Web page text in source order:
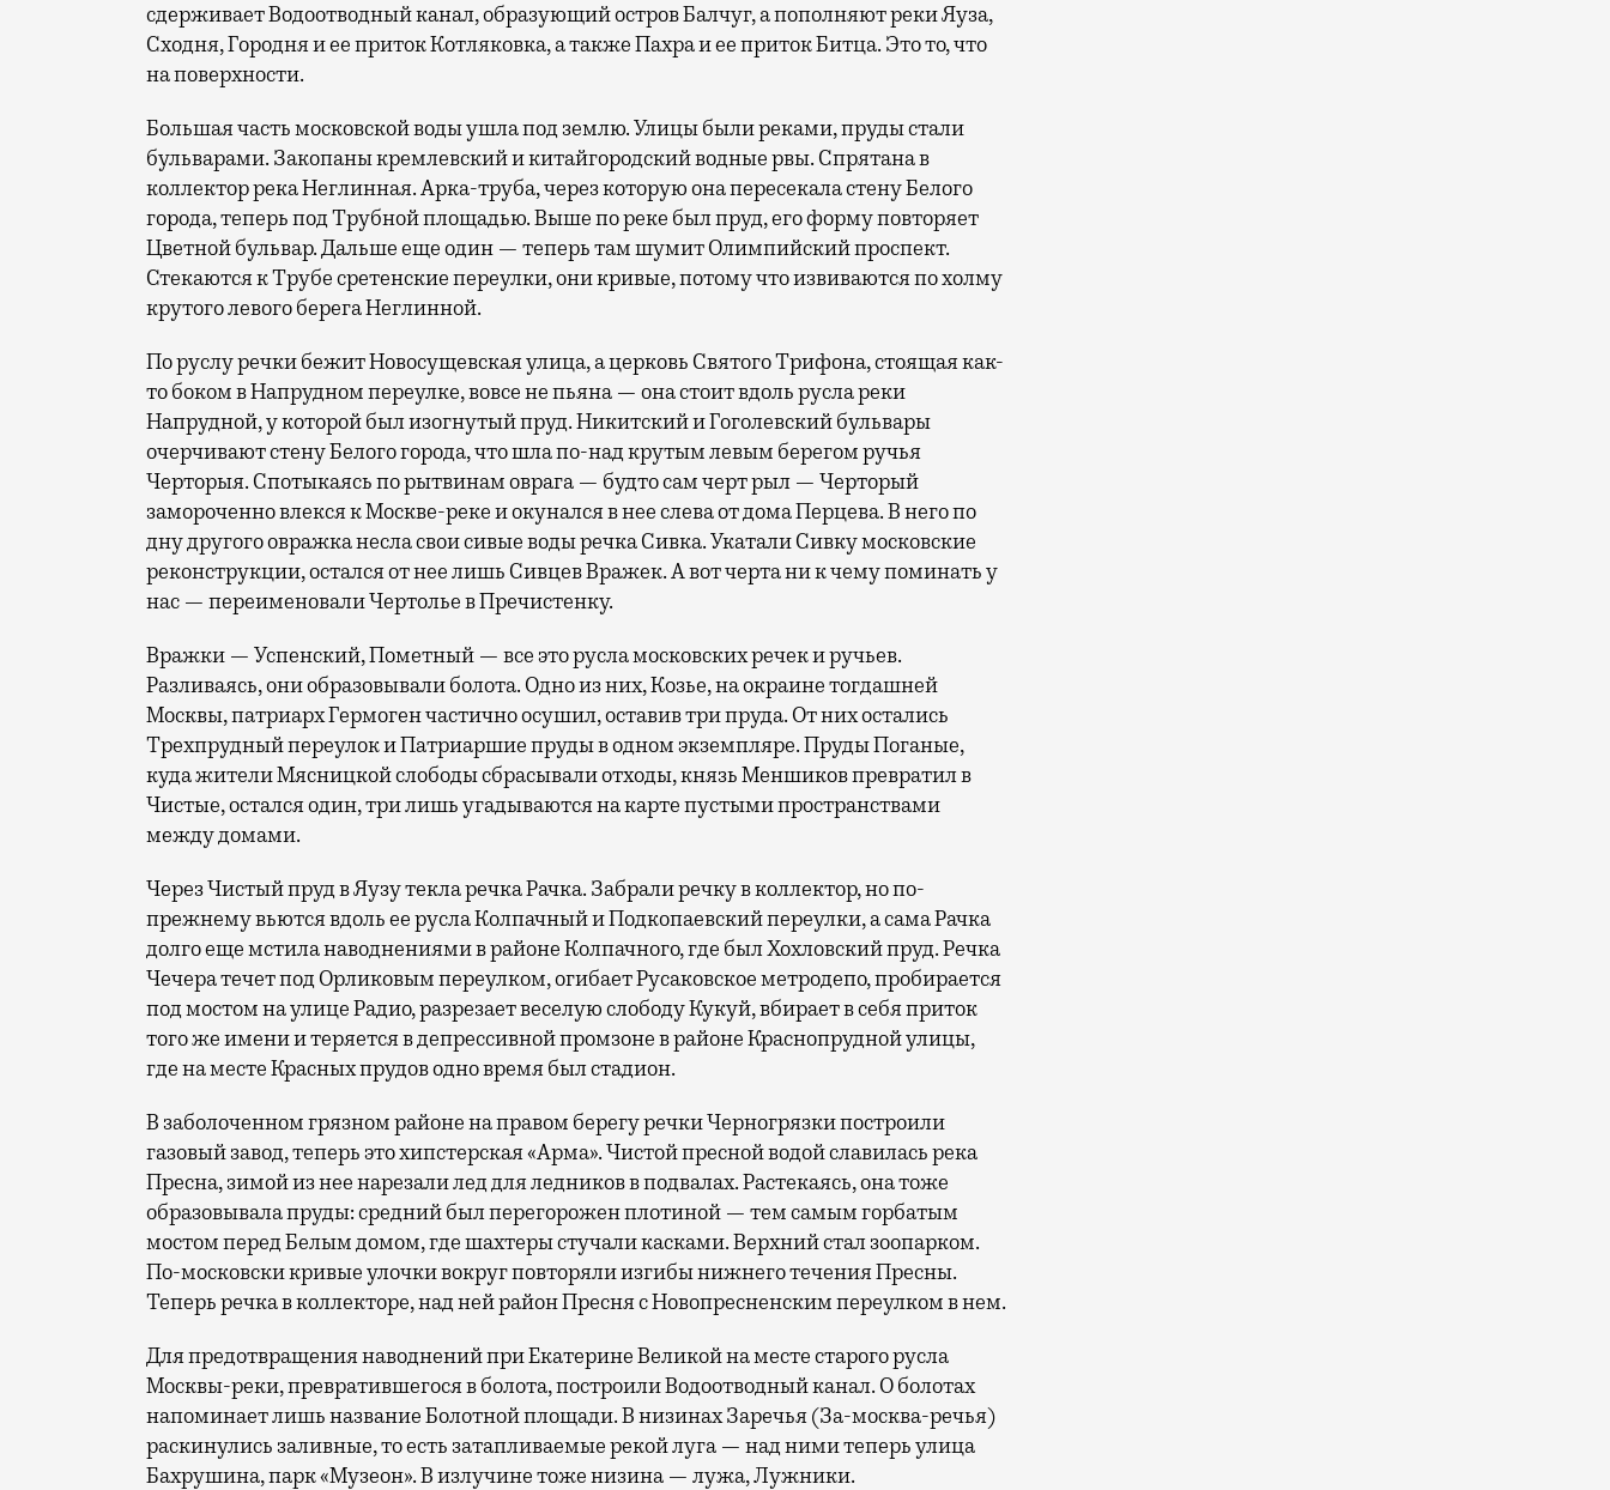
сдерживает Водоотводный канал, образующий остров Балчуг, а пополняют реки Яуза,
Сходня, Городня и ее приток Котляковка, а также Пахра и ее приток Битца. Это то, что
на поверхности.
Большая часть московской воды ушла под землю. Улицы были реками, пруды стали
бульварами. Закопаны кремлевский и китайгородский водные рвы. Спрятана в
коллектор река Неглинная. Арка-труба, через которую она пересекала стену Белого
города, теперь под Трубной площадью. Выше по реке был пруд, его форму повторяет
Цветной бульвар. Дальше еще один — теперь там шумит Олимпийский проспект.
Стекаются к Трубе сретенские переулки, они кривые, потому что извиваются по холму
крутого левого берега Неглинной.
По руслу речки бежит Новосущевская улица, а церковь Святого Трифона, стоящая как-
то боком в Напрудном переулке, вовсе не пьяна — она стоит вдоль русла реки
Напрудной, у которой был изогнутый пруд. Никитский и Гоголевский бульвары
очерчивают стену Белого города, что шла по-над крутым левым берегом ручья
Черторыя. Спотыкаясь по рытвинам оврага — будто сам черт рыл — Черторый
замороченно влекся к Москве-реке и окунался в нее слева от дома Перцева. В него по
дну другого овражка несла свои сивые воды речка Сивка. Укатали Сивку московские
реконструкции, остался от нее лишь Сивцев Вражек. А вот черта ни к чему поминать у
нас — переименовали Чертолье в Пречистенку.
Вражки — Успенский, Пометный — все это русла московских речек и ручьев.
Разливаясь, они образовывали болота. Одно из них, Козье, на окраине тогдашней
Москвы, патриарх Гермоген частично осушил, оставив три пруда. От них остались
Трехпрудный переулок и Патриаршие пруды в одном экземпляре. Пруды Поганые,
куда жители Мясницкой слободы сбрасывали отходы, князь Меншиков превратил в
Чистые, остался один, три лишь угадываются на карте пустыми пространствами
между домами.
Через Чистый пруд в Яузу текла речка Рачка. Забрали речку в коллектор, но по-
прежнему вьются вдоль ее русла Колпачный и Подкопаевский переулки, а сама Рачка
долго еще мстила наводнениями в районе Колпачного, где был Хохловский пруд. Речка
Чечера течет под Орликовым переулком, огибает Русаковское метродепо, пробирается
под мостом на улице Радио, разрезает веселую слободу Кукуй, вбирает в себя приток
того же имени и теряется в депрессивной промзоне в районе Краснопрудной улицы,
где на месте Красных прудов одно время был стадион.
В заболоченном грязном районе на правом берегу речки Черногрязки построили
газовый завод, теперь это хипстерская «Арма». Чистой пресной водой славилась река
Пресна, зимой из нее нарезали лед для ледников в подвалах. Растекаясь, она тоже
образовывала пруды: средний был перегорожен плотиной — тем самым горбатым
мостом перед Белым домом, где шахтеры стучали касками. Верхний стал зоопарком.
По-московски кривые улочки вокруг повторяли изгибы нижнего течения Пресны.
Теперь речка в коллекторе, над ней район Пресня с Новопресненским переулком в нем.
Для предотвращения наводнений при Екатерине Великой на месте старого русла
Москвы-реки, превратившегося в болота, построили Водоотводный канал. О болотах
напоминает лишь название Болотной площади. В низинах Заречья (За-москва-речья)
раскинулись заливные, то есть затапливаемые рекой луга — над ними теперь улица
Бахрушина, парк «Музеон». В излучине тоже низина — лужа, Лужники.